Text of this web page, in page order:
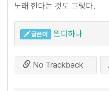
노래 한다는 것도 그렇다.
글쓴이 윈디하나
No Trackback